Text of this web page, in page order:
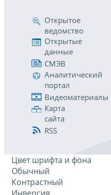
Открытое
ведомство
Открытые
данные
СМЭВ
Аналитический
портал
Видеоматериалы
Карта
сайта
RSS
Цвет шрифта и фона
Обычный
Контрастный